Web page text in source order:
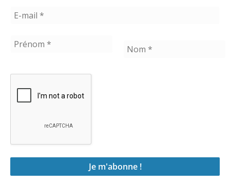
4. Réduire son niveau
de stress
Les hormones de stress comme le cortisol
et l’adrénaline interfèrent avec la
transition normale vers le sommeil. Chez
cortisol, qui est l’hormone du stress, va
réduire ou supprimer la sécrétion de
mélatonine. C’est pourquoi, le stress
chronique est responsable de troubles du